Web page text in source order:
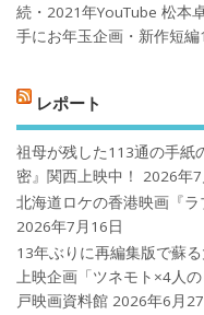
続・2021年YouTube 松本
手にお年玉企画・新作短編
レポート
祖母が残した113通の手紙
密』関西上映中！
2026年
北海道ロケの香港映画『
2026年7月16日
13年ぶりに再編集版で蘇
上映企画「ツネモト×4人
戸映画資料館 2026年6月